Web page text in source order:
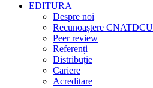
EDITURA
Despre noi
Recunoaștere
Peer review
Referenți
Distribuție
Cariere
Acreditare